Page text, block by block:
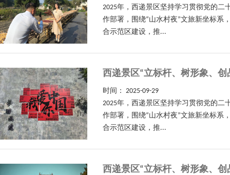
2025年，西递景区坚持学习贯彻党的
作部署，围绕“山水村夜”文旅新坐标系
合示范区建设，推...
西递景区“立标杆、树形象、
时间： 2025-09-29
2025年，西递景区坚持学习贯彻党的
作部署，围绕“山水村夜”文旅新坐标系
合示范区建设，推...
西递景区“立标杆、树形象、